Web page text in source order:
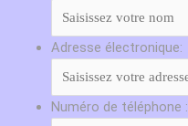
Adresse électronique:
Numéro de téléphone :